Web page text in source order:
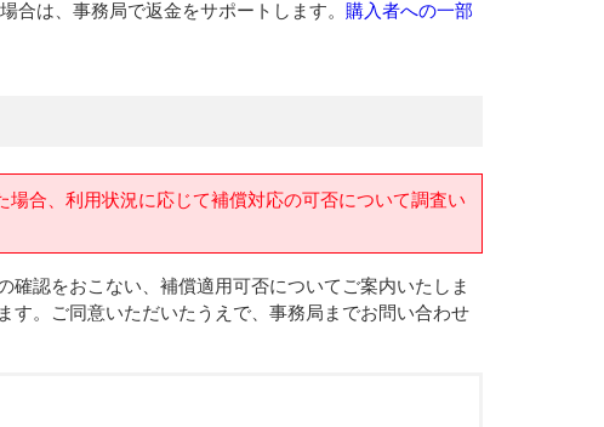
場合は、事務局で返金をサポートします。 購入者への一部
合、利用状況に応じて補償対応の可否について調査い
確認をおこない、補償適用可否についてご案内いたしま
す。ご同意いただいたうえで、事務局までお問い合わせ